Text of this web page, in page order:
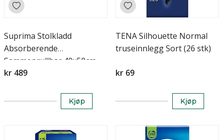
Suprima Stolkladd
Absorberende
Sammenrullbar 40x50cm
kr 489
Kjøp
TENA Silhouette Normal
truseinnlegg Sort (26 stk)
kr 69
Kjøp